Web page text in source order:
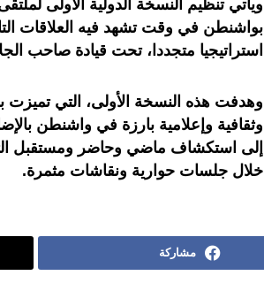
بواشنطن في وقت تشهد فيه العلاقات
استراتيجيا متجددا، تحت قيادة صاحب
وهدفت هذه النسخة الأولى، التي
وثقافية وإعلامية بارزة في واشنطن
إلى استكشاف ماضي وحاضر ومستقبل
خلال جلسات حوارية ونقاشات مثمرة.
مشاركة